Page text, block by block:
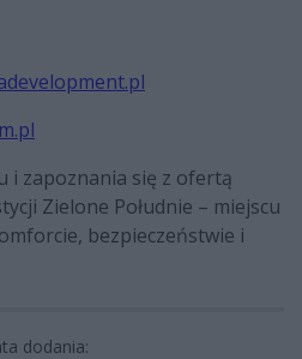
i zapoznania się z ofertą
Zielone Południe – miejscu
bezpieczeństwie i
dodania: